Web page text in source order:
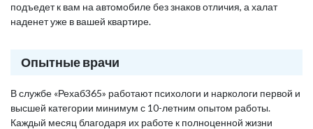
подъедет к вам на автомобиле без знаков отличия, а халат
наденет уже в вашей квартире.
Опытные врачи
В службе «Рехаб365» работают психологи и наркологи первой и
высшей категории минимум с 10-летним опытом работы.
Каждый месяц благодаря их работе к полноценной жизни